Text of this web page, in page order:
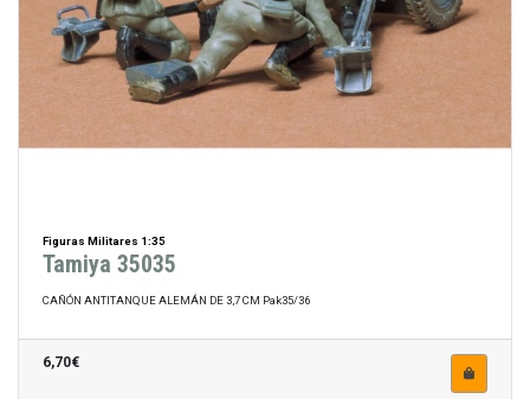
Figuras Militares 1:35
Tamiya 35035
CAÑÓN ANTITANQUE ALEMÁN DE 3,7 CM Pak35/36
6,70€